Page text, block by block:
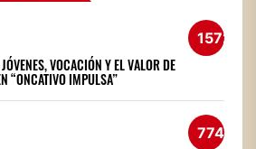
1572
VOCACIÓN Y EL VALOR DE
“ONCATIVO IMPULSA”
774